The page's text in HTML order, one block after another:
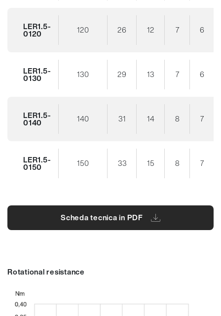
LER1.5-
0120 120 26 12 7 6
LER1.5-
0130 130 29 13 7 6
LER1.5-
0140 140 31 14 8 7
LER1.5-
0150 150 33 15 8 7
Scheda tecnica in PDF
Rotational resistance